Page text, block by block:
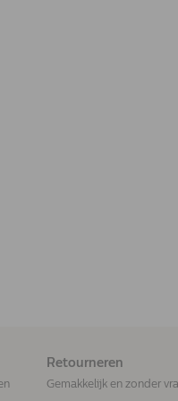
Retourneren
Gemakkelijk en zonder